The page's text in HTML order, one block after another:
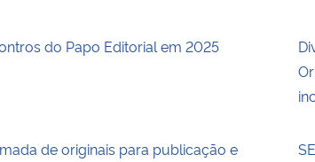
do Papo Editorial em 2025
de originais para publicação e